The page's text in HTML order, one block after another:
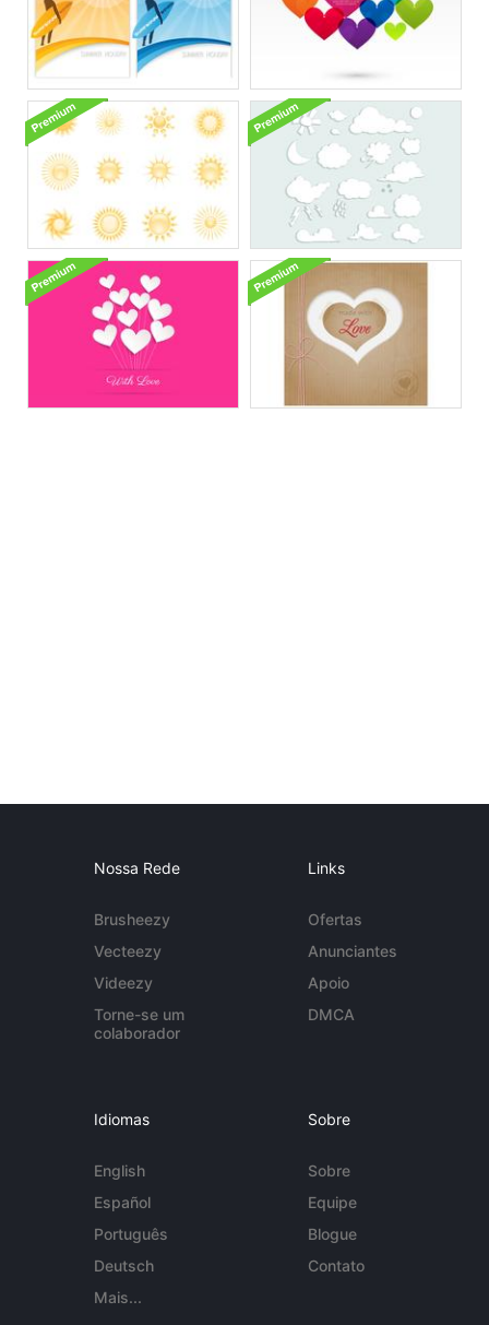
Nossa Rede
Brusheezy
Vecteezy
Videezy
Torne-se um
colaborador
Links
Ofertas
Anunciantes
Apoio
DMCA
Idiomas
English
Español
Português
Deutsch
Mais...
Sobre
Sobre
Equipe
Blogue
Contato